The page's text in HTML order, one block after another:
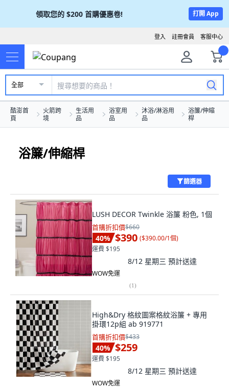
領取您的 $200 首購優惠卷! 打開 App
客服中心
註冊會員
登入
全部
酷澎首
頁
火箭跨
境
生活用
品
浴室用
品
沐浴/淋浴用
品
浴簾/伸縮
桿
浴簾/伸縮桿
篩選器
LUSH DECOR Twinkle 浴簾 粉色, 1個
首購折扣價$660
40% $390 ($390.00/1個)
運費 $195
8/12 星期三 預計送達
WOW免運
(1)
High&Dry 格紋圖案格紋浴簾 + 專用
掛環12p組 ab 919771
首購折扣價$433
40% $259
運費 $195
8/12 星期三 預計送達
WOW免運